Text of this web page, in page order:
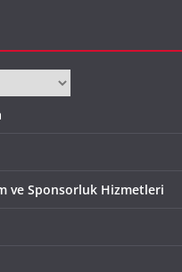
ve Sponsorluk Hizmetleri